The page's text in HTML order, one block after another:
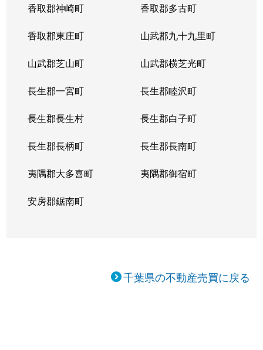
香取郡神崎町 香取郡多古町
香取郡東庄町 山武郡九十九里町
山武郡芝山町 山武郡横芝光町
長生郡一宮町 長生郡睦沢町
長生郡長生村 長生郡白子町
長生郡長柄町 長生郡長南町
夷隅郡大多喜町 夷隅郡御宿町
安房郡鋸南町
千葉県の不動産売買に戻る